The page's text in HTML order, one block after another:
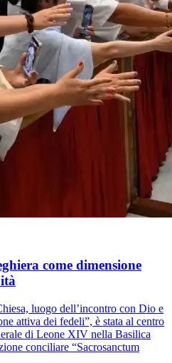
come dimensione
luogo dell’incontro con Dio e
attiva dei fedeli”, è stata al centro
di Leone XIV nella Basilica
conciliare “Sacrosanctum